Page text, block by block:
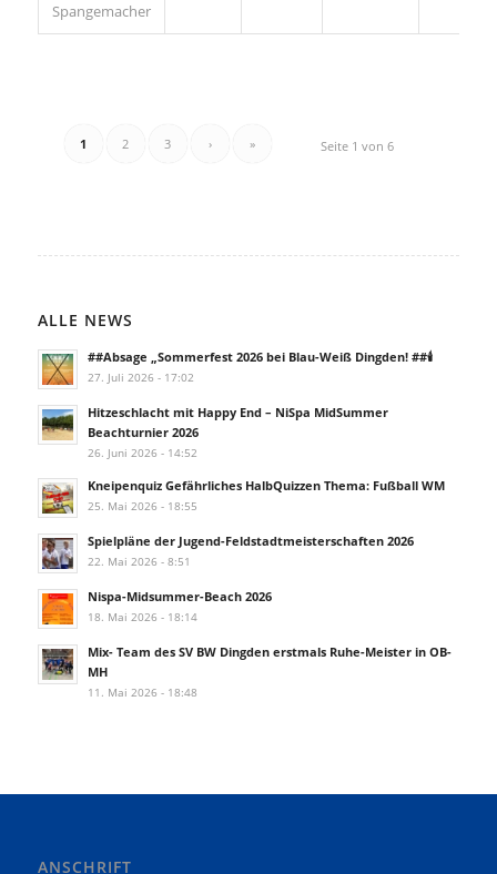
Spangemacher
Seite 1 von 6
1 2 3 › »
ALLE NEWS
##Absage „Sommerfest 2026 bei Blau-Weiß Dingden! ##🕯️
27. Juli 2026 - 17:02
Hitzeschlacht mit Happy End – NiSpa MidSummer
Beachturnier 2026
26. Juni 2026 - 14:52
Kneipenquiz Gefährliches HalbQuizzen Thema: Fußball WM
25. Mai 2026 - 18:55
Spielpläne der Jugend-Feldstadtmeisterschaften 2026
22. Mai 2026 - 8:51
Nispa-Midsummer-Beach 2026
18. Mai 2026 - 18:14
Mix- Team des SV BW Dingden erstmals Ruhe-Meister in OB-
MH
11. Mai 2026 - 18:48
ANSCHRIFT